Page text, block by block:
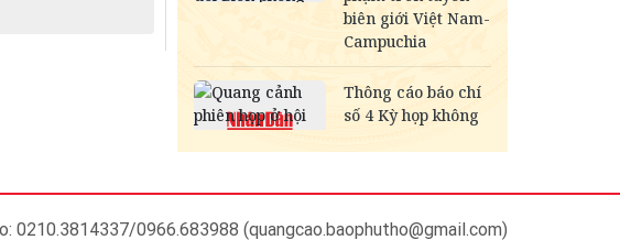
0210.3814337/0966.683988 (quangcao.baophutho@gmail.com)